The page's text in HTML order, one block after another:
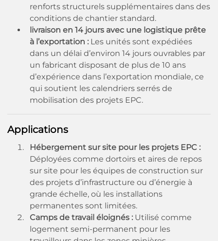
renforts structurels supplémentaires dans des
conditions de chantier standard.
livraison en 14 jours avec une logistique prête
à l’exportation : Les unités sont expédiées
dans un délai d’environ 14 jours ouvrables par
un fabricant disposant de plus de 10 ans
d’expérience dans l’exportation mondiale, ce
qui soutient les calendriers serrés de
mobilisation des projets EPC.
Applications
Hébergement sur site pour les projets EPC :
Déployées comme dortoirs et aires de repos
sur site pour les équipes de construction sur
des projets d’infrastructure ou d’énergie à
grande échelle, où les installations
permanentes sont limitées.
Camps de travail éloignés : Utilisé comme
logement semi-permanent pour les